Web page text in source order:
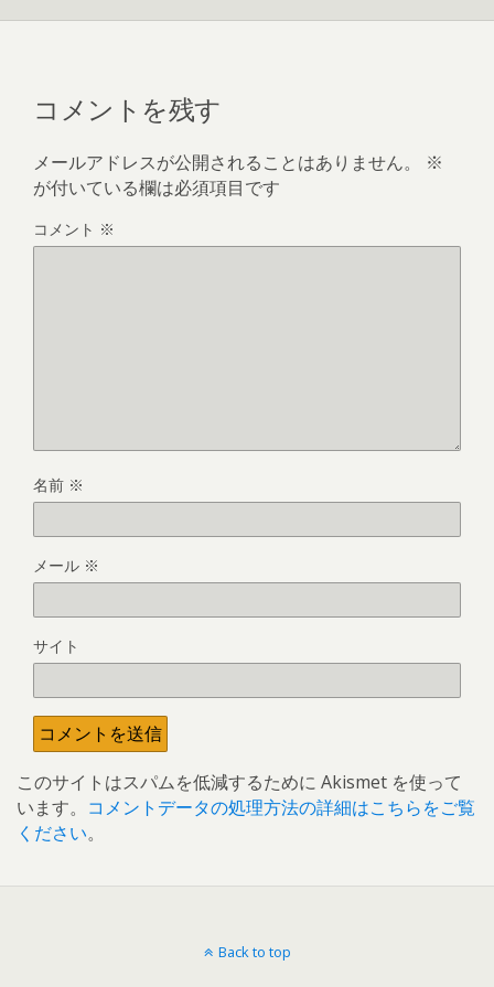
コメントを残す
メールアドレスが公開されることはありません。
※
が付いている欄は必須項目です
コメント ※
名前 ※
メール ※
サイト
このサイトはスパムを低減するために Akismet を使って
います。 コメントデータの処理方法の詳細はこちらをご覧
ください。
Back to top